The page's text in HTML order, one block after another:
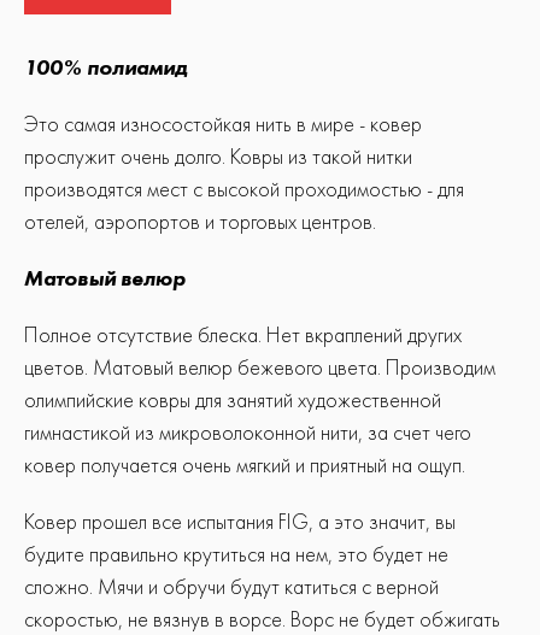
100% полиамид
Это самая износостойкая нить в мире - ковер
прослужит очень долго. Ковры из такой нитки
производятся мест с высокой проходимостью - для
отелей, аэропортов и торговых центров.
Матовый велюр
Полное отсутствие блеска. Нет вкраплений других
цветов. Матовый велюр бежевого цвета. Производим
олимпийские ковры для занятий художественной
гимнастикой из микроволоконной нити, за счет чего
ковер получается очень мягкий и приятный на ощуп.
Ковер прошел все испытания FIG, а это значит, вы
будите правильно крутиться на нем, это будет не
сложно. Мячи и обручи будут катиться с верной
скоростью, не вязнув в ворсе. Ворс не будет обжигать